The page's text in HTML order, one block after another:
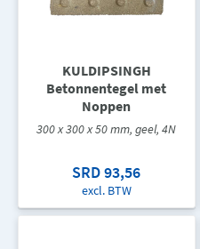
KULDIPSINGH
Betonnentegel met
Noppen
300 x 300 x 50 mm, geel, 4N
SRD 93,56
excl. BTW